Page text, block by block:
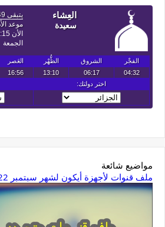
مواضيع شائعة
ملف قنوات لأجهزة أيكون لشهر سبتمبر 2022 Icone